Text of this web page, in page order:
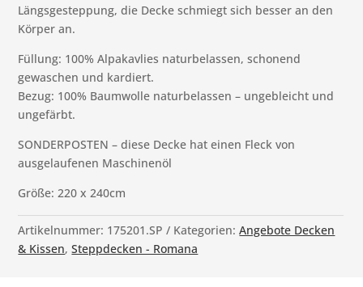
Längsgesteppung, die Decke schmiegt sich besser an den
Körper an.
Füllung: 100% Alpakavlies naturbelassen, schonend
gewaschen und kardiert.
Bezug: 100% Baumwolle naturbelassen – ungebleicht und
ungefärbt.
SONDERPOSTEN – diese Decke hat einen Fleck von
ausgelaufenen Maschinenöl
Größe: 220 x 240cm
Artikelnummer: 175201.SP Kategorien:Angebote Decken
& Kissen,Steppdecken - Romana